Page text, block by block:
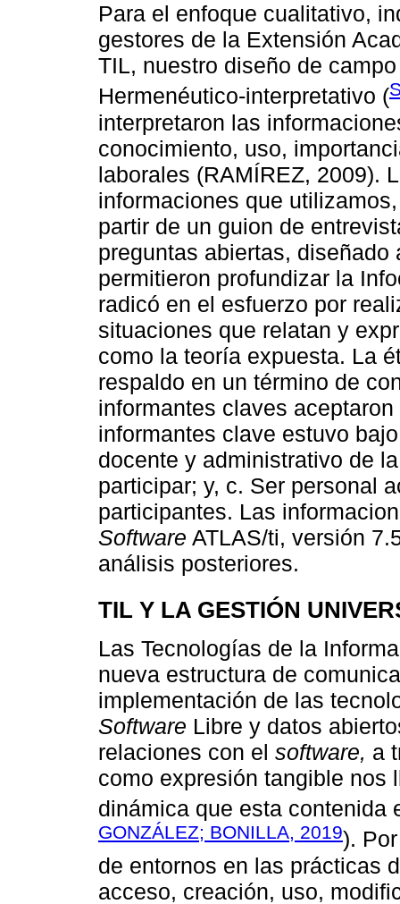
Para el enfoque cualitativo,
gestores de la Extensión
TIL, nuestro diseño de
Hermenéutico-interpretativo (
interpretaron las
conocimiento, uso,
laborales (RAMÍREZ, 2009).
informaciones que
partir de un guion de
preguntas abiertas,
permitieron profundizar la
radicó en el esfuerzo por
situaciones que relatan y
como la teoría expuesta. La
respaldo en un término de
informantes claves
informantes clave estuvo
docente y administrativo de
participar; y, c. Ser personal
participantes. Las
Software ATLAS/ti, versión
análisis posteriores.
TIL Y LA GESTIÓN
Las Tecnologías de la
nueva estructura de
implementación de las
Software Libre y datos
relaciones con el software, a
como expresión tangible nos
dinámica que esta contenida
GONZÁLEZ; BONILLA, 2019).
de entornos en las prácticas
acceso, creación, uso,